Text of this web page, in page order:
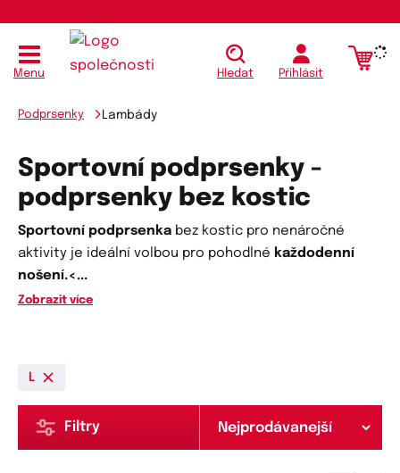
Menu Hledat Přihlásit
Podprsenky Lambády
Sportovní podprsenky -
podprsenky bez kostic
Sportovní podprsenka bez kostic pro nenáročné
aktivity je ideální volbou pro pohodlné každodenní
nošení.<...
Zobrazit více
L
Filtry